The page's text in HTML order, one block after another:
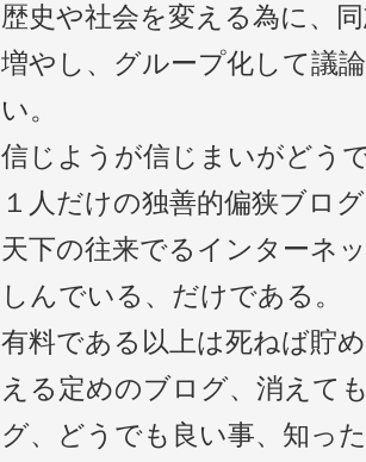
歴史や社会を変える為に、
増やし、グループ化して議
い。
信じようが信じまいがどう
１人だけの独善的偏狭ブロ
天下の往来でるインターネ
しんでいる、だけである。
有料である以上は死ねば貯
える定めのブログ、消えて
グ、どうでも良い事、知